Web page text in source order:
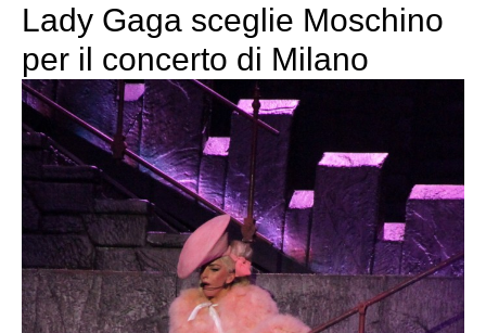
Lady Gaga sceglie Moschino
per il concerto di Milano